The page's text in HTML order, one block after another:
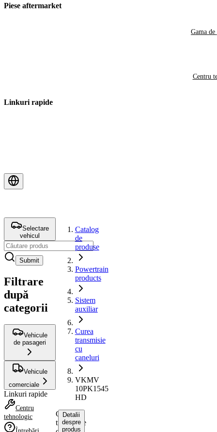
Piese aftermarket
Gama de
Centru
Linkuri rapide
Selectare
vehicul
Submit
Filtrare
după
categorii
Vehicule
de pasageri
Vehicule
comerciale
Linkuri rapide
Centru
tehnologic
Catalog
de
produse
Powertrain
products
Sistem
auxiliar
Curea
transmisie
cu
caneluri
VKMV
10PK1545
HD
Curea
transmisie
Detalii
despre
produs